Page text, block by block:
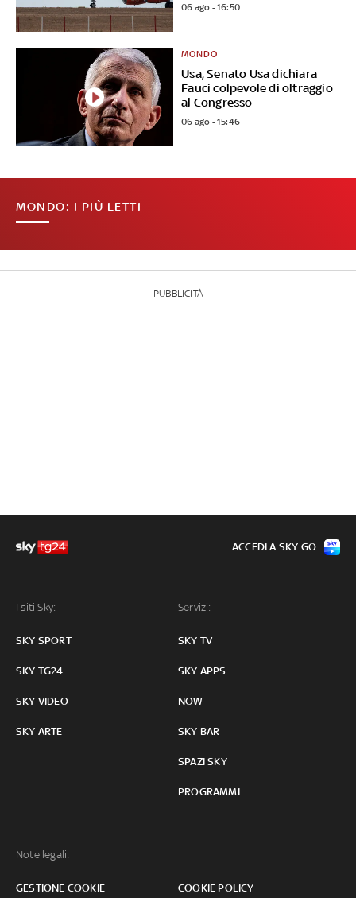
06 ago - 16:50
Usa, Senato Usa dichiara
Fauci colpevole di oltraggio
al Congresso
MONDO
06 ago - 15:46
MONDO: I PIÙ LETTI
PUBBLICITÀ
I siti Sky:
SKY SPORT
SKY TG24
SKY VIDEO
SKY ARTE
Servizi:
SKY TV
SKY APPS
NOW
SKY BAR
SPAZI SKY
PROGRAMMI
Note legali:
GESTIONE COOKIE COOKIE POLICY
ACCEDI A SKY GO